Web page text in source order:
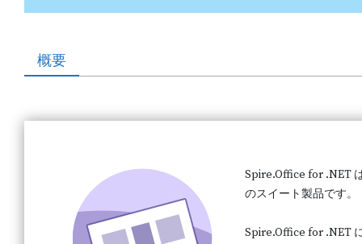
概要
Spire.Office for .NET
のスイート製品です。
Spire.Office for .NET